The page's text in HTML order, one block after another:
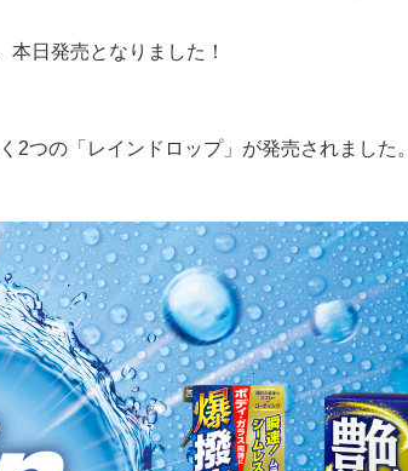
日発売となりました！
つの「レインドロップ」が発売されました。